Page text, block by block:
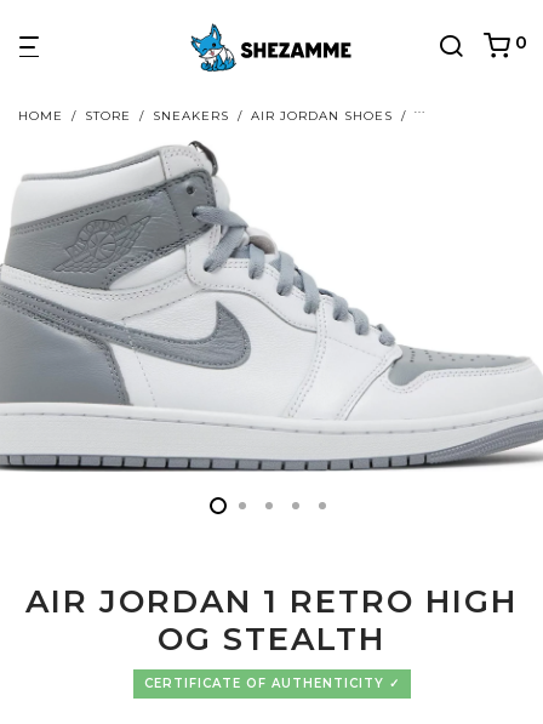
0
HOME / STORE / SNEAKERS / AIR JORDAN SHOES / AIR JORDAN 1
AIR JORDAN 1 RETRO HIGH
OG STEALTH
CERTIFICATE OF AUTHENTICITY